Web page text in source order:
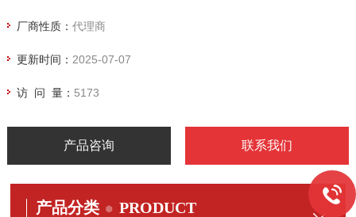
厂商性质： 代理商
更新时间： 2025-07-07
访 问 量： 5173
产品咨询 联系我们
产品分类 PRODUCT